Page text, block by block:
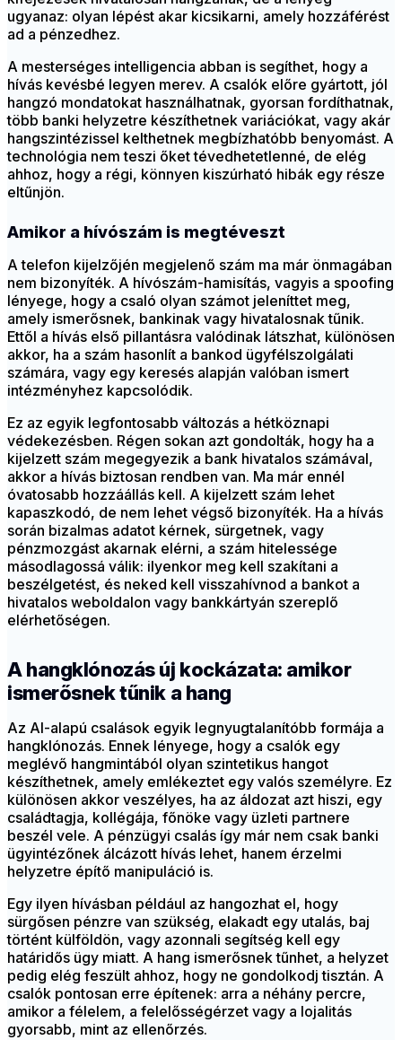
ugyanaz: olyan lépést akar kicsikarni, amely hozzáférést
ad a pénzedhez.
A mesterséges intelligencia abban is segíthet, hogy a
hívás kevésbé legyen merev. A csalók előre gyártott, jól
hangzó mondatokat használhatnak, gyorsan fordíthatnak,
több banki helyzetre készíthetnek variációkat, vagy akár
hangszintézissel kelthetnek megbízhatóbb benyomást. A
technológia nem teszi őket tévedhetetlenné, de elég
ahhoz, hogy a régi, könnyen kiszúrható hibák egy része
eltűnjön.
Amikor a hívószám is megtéveszt
A telefon kijelzőjén megjelenő szám ma már önmagában
nem bizonyíték. A hívószám-hamisítás, vagyis a spoofing
lényege, hogy a csaló olyan számot jeleníttet meg,
amely ismerősnek, bankinak vagy hivatalosnak tűnik.
Ettől a hívás első pillantásra valódinak látszhat, különösen
akkor, ha a szám hasonlít a bankod ügyfélszolgálati
számára, vagy egy keresés alapján valóban ismert
intézményhez kapcsolódik.
Ez az egyik legfontosabb változás a hétköznapi
védekezésben. Régen sokan azt gondolták, hogy ha a
kijelzett szám megegyezik a bank hivatalos számával,
akkor a hívás biztosan rendben van. Ma már ennél
óvatosabb hozzáállás kell. A kijelzett szám lehet
kapaszkodó, de nem lehet végső bizonyíték. Ha a hívás
során bizalmas adatot kérnek, sürgetnek, vagy
pénzmozgást akarnak elérni, a szám hitelessége
másodlagossá válik: ilyenkor meg kell szakítani a
beszélgetést, és neked kell visszahívnod a bankot a
hivatalos weboldalon vagy bankkártyán szereplő
elérhetőségen.
A hangklónozás új kockázata: amikor
ismerősnek tűnik a hang
Az AI-alapú csalások egyik legnyugtalanítóbb formája a
hangklónozás. Ennek lényege, hogy a csalók egy
meglévő hangmintából olyan szintetikus hangot
készíthetnek, amely emlékeztet egy valós személyre. Ez
különösen akkor veszélyes, ha az áldozat azt hiszi, egy
családtagja, kollégája, főnöke vagy üzleti partnere
beszél vele. A pénzügyi csalás így már nem csak banki
ügyintézőnek álcázott hívás lehet, hanem érzelmi
helyzetre építő manipuláció is.
Egy ilyen hívásban például az hangozhat el, hogy
sürgősen pénzre van szükség, elakadt egy utalás, baj
történt külföldön, vagy azonnali segítség kell egy
határidős ügy miatt. A hang ismerősnek tűnhet, a helyzet
pedig elég feszült ahhoz, hogy ne gondolkodj tisztán. A
csalók pontosan erre építenek: arra a néhány percre,
amikor a félelem, a felelősségérzet vagy a lojalitás
gyorsabb, mint az ellenőrzés.